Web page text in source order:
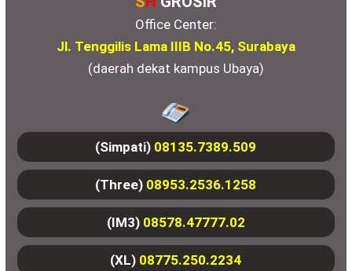
Office Center:
Jl. Tenggilis Lama IIIB No.45, Surabaya
(daerah dekat kampus Ubaya)
(Simpati) 08135.7389.509
(Three) 08953.2536.1258
(IM3) 08578.47777.02
(XL) 08775.250.2234